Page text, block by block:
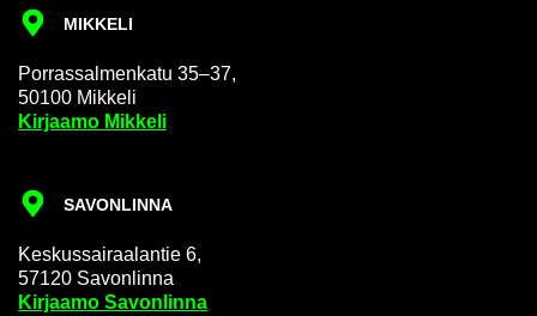
MIK­KE­LI
Por­ras­sal­men­ka­tu 35–37,
50100 Mik­ke­li
Kir­jaa­mo Mik­ke­li
SA­VON­LIN­NA
Kes­kus­sai­raa­lan­tie 6,
57120 Sa­von­lin­na
Kir­jaa­mo Sa­von­lin­na